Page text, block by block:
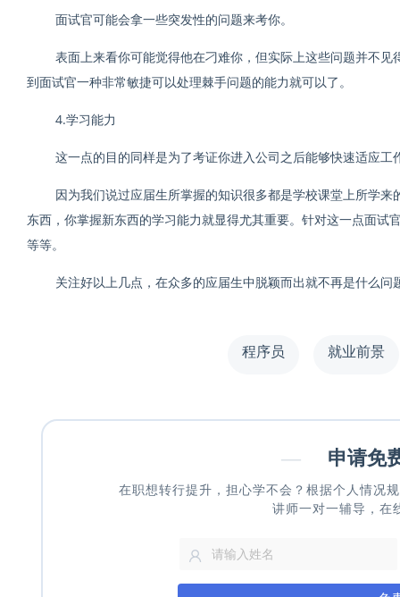
面试官可能会拿一些突发性的问题来考你。
表面上来看你可能觉得他在刁难你，但实际上这些问题并不
到面试官一种非常敏捷可以处理棘手问题的能力就可以了。
4.学习能力
这一点的目的同样是为了考证你进入公司之后能够快速适应工
因为我们说过应届生所掌握的知识很多都是学校课堂上所学
东西，你掌握新东西的学习能力就显得尤其重要。针对这一点面
等等。
关注好以上几点，在众多的应届生中脱颖而出就不再是什么问
程序员 就业前景
— 申请免
在职想转行提升，担心学不会？根据个人情况
讲师一对一辅导，在